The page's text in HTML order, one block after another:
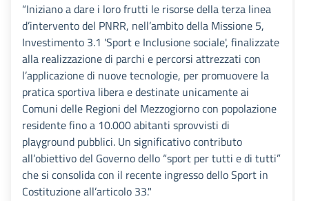
“Iniziano a dare i loro frutti le risorse della terza linea
d’intervento del PNRR, nell’ambito della Missione 5,
Investimento 3.1 'Sport e Inclusione sociale', finalizzate
alla realizzazione di parchi e percorsi attrezzati con
l’applicazione di nuove tecnologie, per promuovere la
pratica sportiva libera e destinate unicamente ai
Comuni delle Regioni del Mezzogiorno con popolazione
residente fino a 10.000 abitanti sprovvisti di
playground pubblici. Un significativo contributo
all’obiettivo del Governo dello “sport per tutti e di tutti”
che si consolida con il recente ingresso dello Sport in
Costituzione all’articolo 33."